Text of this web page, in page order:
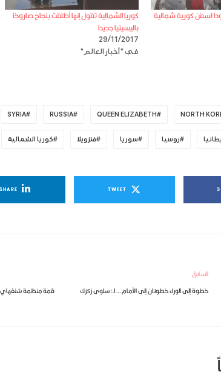
لسفن كورية شمالية
كوريا الشمالية تقول إنها أطلقت بنجاح صاروخا
باليسيتيا جديدا
29/11/2017
في "أخبار العالم"
NORTH
QUEEN ELIZABETH
RUSSIA
SYRIA
روسيا سوريا فنزويلا كوريا الشمالية
3
TWEET
SHARE
السابق
خطوة إلى الوراء خطوتان إلى الأمام … لـ: سلوى زكزك
قمة منظمة شنغهاي: